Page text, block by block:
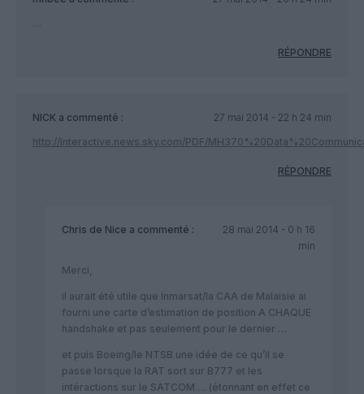
RÉPONDRE
NICK a commenté :
27 mai 2014 - 22 h 24 min
http://interactive.news.sky.com/PDF/
RÉPONDRE
Chris de Nice a commenté :
28 mai 2014 - 0 h 16
min
Merci,
il aurait été utile que Inmarsat/la CAA de Malaisie ai
fourni une carte d’estimation de position A CHAQUE
handshake et pas seulement pour le dernier …
et puis Boeing/le NTSB une idée de ce qu’il se
passe lorsque la RAT sort sur B777 et les
intéractions sur le SATCOM … (étonnant en effet ce